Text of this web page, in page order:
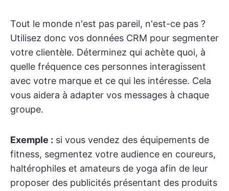
Tout le monde n'est pas pareil, n'est-ce pas ?
Utilisez donc vos données CRM pour segmenter
votre clientèle. Déterminez qui achète quoi, à
quelle fréquence ces personnes interagissent
avec votre marque et ce qui les intéresse. Cela
vous aidera à adapter vos messages à chaque
groupe.
Exemple : si vous vendez des équipements de
fitness, segmentez votre audience en coureurs,
haltérophiles et amateurs de yoga afin de leur
proposer des publicités présentant des produits